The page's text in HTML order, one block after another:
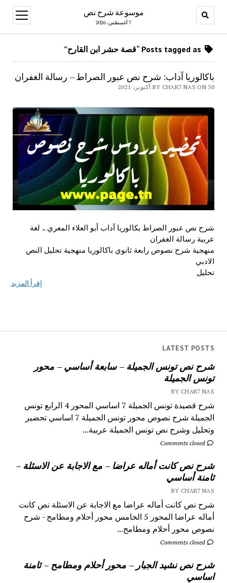
موسوعة شرح نص
7 أغسطس، 2026
open
menu
LATEST POSTS
شرح نص تونس الجميلة – سابعة أساسي – محور
تونس الجميلة
BY CHAR7 NAS
شرح قصيدة تونس الجميلة 7 اساسي المحور 4 الرابع تونس
الجميلة شرح نصوص محور تونس الجميلة 7 اساسي تحضير
وتحليل وشرح نص تونس الجميلة عربية...
Comments closed
شرح نص كانت أماله عراضا – مع الاجابة عن الاسئلة –
ثامنة أساسي
BY CHAR7 NAS
شرح نص كانت أماله عراضا مع الاجابة عن الاسئلة نص كانت
أماله عراضا المحور 5 الخامس محور أحلام ومطامح - شرح
نصوص محور أحلام ومطامح...
Comments closed
شرح نص نشيد الجبار – محور أحلام ومطامح – ثامنة
اساسي
باكالوريا آداب: شرح نص عبور الصراط – رسالة الغفران
BY CHAR7 NAS ON 30 أكتوبر، 2021
شرح نص عبور الصراط بكالوريا آداب أبو العلاء المعري .. لغة
عربية رسالة الغفران
منهجية شرح نصوص رابعة ثانوي باكالوريا منهجية تحليل النص
الادبي
تحليل
إقرأ المزيد